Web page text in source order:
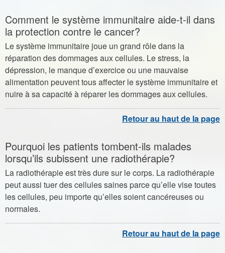
Comment le système immunitaire aide-t-il dans
la protection contre le cancer?
Le système immunitaire joue un grand rôle dans la
réparation des dommages aux cellules. Le stress, la
dépression, le manque d’exercice ou une mauvaise
alimentation peuvent tous affecter le système immunitaire et
nuire à sa capacité à réparer les dommages aux cellules.
Pourquoi les patients tombent-ils malades
lorsqu’ils subissent une radiothérapie?
La radiothérapie est très dure sur le corps. La radiothérapie
peut aussi tuer des cellules saines parce qu’elle vise toutes
les cellules, peu importe qu’elles soient cancéreuses ou
normales.